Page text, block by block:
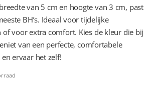
van 5 cm en hoogte van 3 cm, past
BH’s. Ideaal voor tijdelijke
of voor extra comfort. Kies de kleur die bij
van een perfecte, comfortabele
ervaar het zelf!